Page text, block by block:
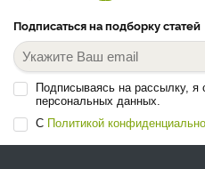
Подписаться на подборку статей
Подписываясь на рассылку, я
персональных данных.
С Политикой